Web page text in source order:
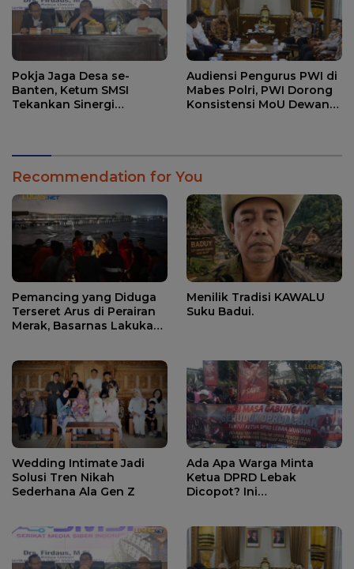
Pokja Jaga Desa se-
Banten, Ketum SMSI
Tekankan Sinergi
Audiensi Pengurus PWI di
Mabes Polri, PWI Dorong
Konsistensi MoU Dewan
Recommendation for You
Pemancing yang Diduga
Terseret Arus di Perairan
Merak, Basarnas Lakukan
Menilik Tradisi KAWALU
Suku Badui.
Wedding Intimate Jadi
Solusi Tren Nikah
Sederhana Ala Gen Z
Ada Apa Warga Minta
Ketua DPRD Lebak
Dicopot? Ini